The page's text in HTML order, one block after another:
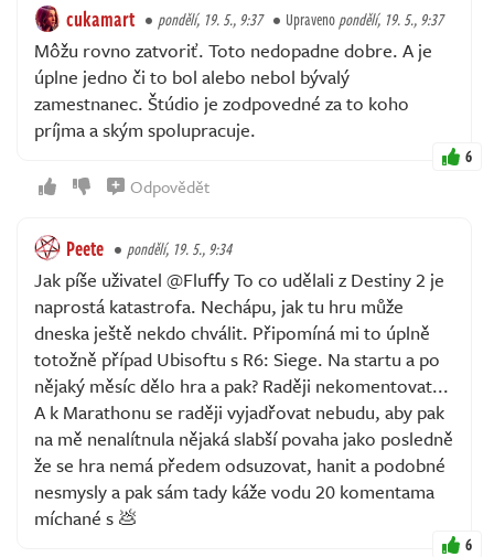
cukamart pondělí, 19. 5., 9:37 Upravenopondělí, 19. 5., 9:37
Môžu rovno zatvoriť. Toto nedopadne dobre. A je
úplne jedno či to bol alebo nebol bývalý
zamestnanec. Štúdio je zodpovedné za to koho
príjma a ským spolupracuje.
6
Odpovědět
Peete pondělí, 19. 5., 9:34
Jak píše uživatel @Fluffy To co udělali z Destiny 2 je
naprostá katastrofa. Nechápu, jak tu hru může
dneska ještě nekdo chválit. Připomíná mi to úplně
totožně případ Ubisoftu s R6: Siege. Na startu a po
nějaký měsíc dělo hra a pak? Raději nekomentovat...
A k Marathonu se raději vyjadřovat nebudu, aby pak
na mě nenalítnula nějaká slabší povaha jako posledně
že se hra nemá předem odsuzovat, hanit a podobné
nesmysly a pak sám tady káže vodu 20 komentama
míchané s 💩
6